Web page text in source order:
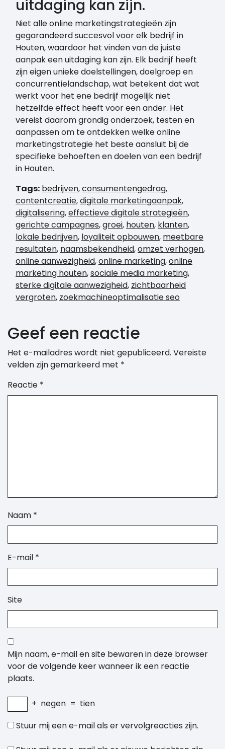
uitdaging kan zijn.
Niet alle online marketingstrategieën zijn
gegarandeerd succesvol voor elk bedrijf in
Houten, waardoor het vinden van de juiste
aanpak een uitdaging kan zijn. Elk bedrijf heeft
zijn eigen unieke doelstellingen, doelgroep en
concurrentielandschap, wat betekent dat wat
werkt voor het ene bedrijf mogelijk niet
hetzelfde effect heeft voor een ander. Het
vereist daarom grondig onderzoek, testen en
aanpassen om te ontdekken welke online
marketingstrategie het beste aansluit bij de
specifieke behoeften en doelen van een bedrijf
in Houten.
Tags: bedrijven,consumentengedrag,
contentcreatie,digitale marketingaanpak,
digitalisering,effectieve digitale strategieën,
gerichte campagnes,groei, houten, klanten,
lokale bedrijven, loyaliteit opbouwen, meetbare
resultaten, naamsbekendheid,omzet verhogen,
online aanwezigheid,online marketing,online
marketing houten,sociale media marketing,
sterke digitale aanwezigheid, zichtbaarheid
vergroten, zoekmachineoptimalisatie seo
Geef een reactie
Het e-mailadres wordt niet gepubliceerd. Vereiste
velden zijn gemarkeerd met *
Reactie *
Naam *
E-mail *
Site
Mijn naam, e-mail en site bewaren in deze browser
voor de volgende keer wanneer ik een reactie
plaats.
+ negen = tien
Stuur mij een e-mail als er vervolgreacties zijn.